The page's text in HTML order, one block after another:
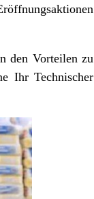
den Vorteilen zu
Ihr Technischer